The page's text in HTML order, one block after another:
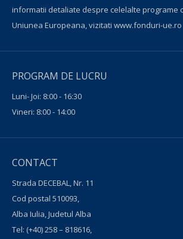
informatii detaliate despre celelalte programe
Uniunea Europeana, vizitati www.fonduri-ue.ro
PROGRAM DE LUCRU
Luni- Joi: 8:00 - 16:30
Vineri: 8:00 - 14:00
CONTACT
Strada DECEBAL, Nr. 11
Cod postal 510093,
Alba Iulia, Judetul Alba
Tel: (+40) 258 – 818616,